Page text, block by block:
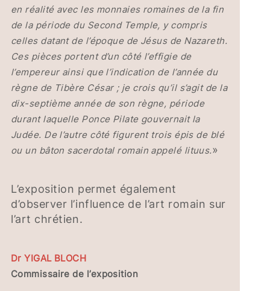
en réalité avec les monnaies romaines de la fin
de la période du Second Temple, y compris
celles datant de l’époque de Jésus de Nazareth.
Ces pièces portent d’un côté l’effigie de
l’empereur ainsi que l’indication de l’année du
règne de Tibère César ; je crois qu’il s’agit de la
dix-septième année de son règne, période
durant laquelle Ponce Pilate gouvernait la
Judée. De l’autre côté figurent trois épis de blé
ou un bâton sacerdotal romain appelé lituus.»
L’exposition permet également
d’observer l’influence de l’art romain sur
l’art chrétien.
Dr YIGAL BLOCH
Commissaire de l’exposition